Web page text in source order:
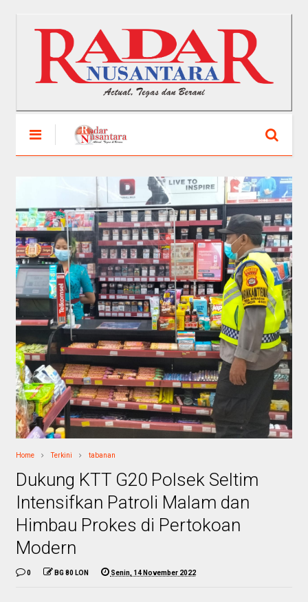
Home Terkini tabanan
Dukung KTT G20 Polsek Seltim
Intensifkan Patroli Malam dan
Himbau Prokes di Pertokoan
Modern
0 BG 80 LON Senin, 14 November 2022